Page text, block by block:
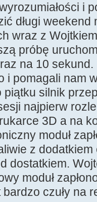
i
długi
wraz z
próbę
na 10
i pomagali nam
silnik
najpierw
3D a na
moduł
z
dostatkiem.
moduł
czuły na